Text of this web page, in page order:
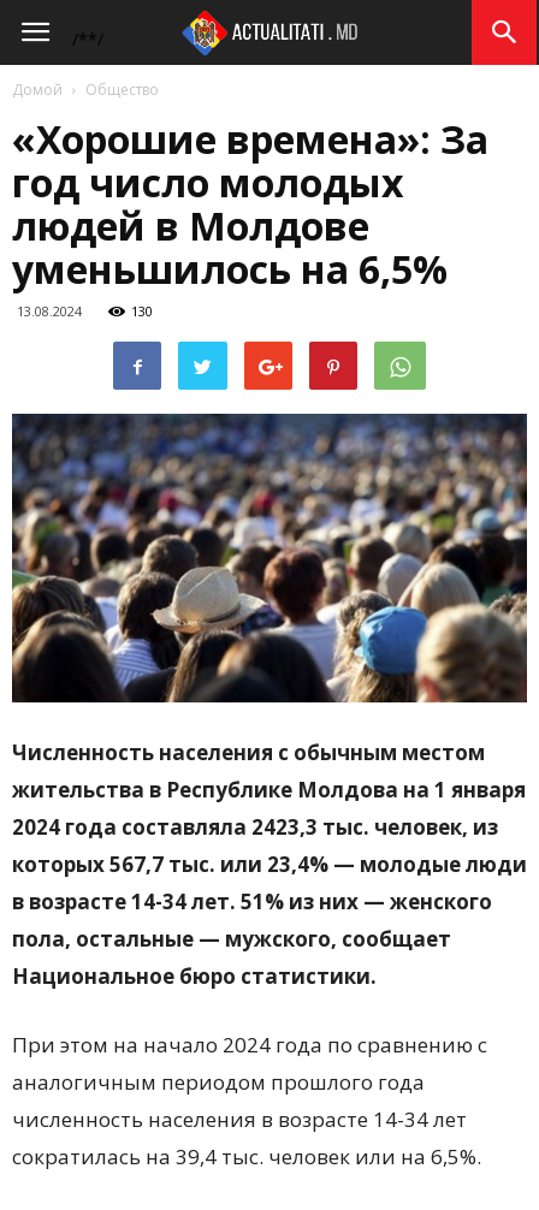
/**/
Actualitati.md
Домой Общество
«Хорошие времена»: За
год число молодых
людей в Молдове
уменьшилось на 6,5%
13.08.2024 130
Численность населения с обычным местом
жительства в Республике Молдова на 1 января
2024 года составляла 2423,3 тыс. человек, из
которых 567,7 тыс. или 23,4% — молодые люди
в возрасте 14-34 лет. 51% из них — женского
пола, остальные — мужского, сообщает
Национальное бюро статистики.
При этом на начало 2024 года по сравнению с
аналогичным периодом прошлого года
численность населения в возрасте 14-34 лет
сократилась на 39,4 тыс. человек или на 6,5%.